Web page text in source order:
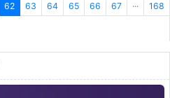
62 63 64 65 66 67 ··· 168